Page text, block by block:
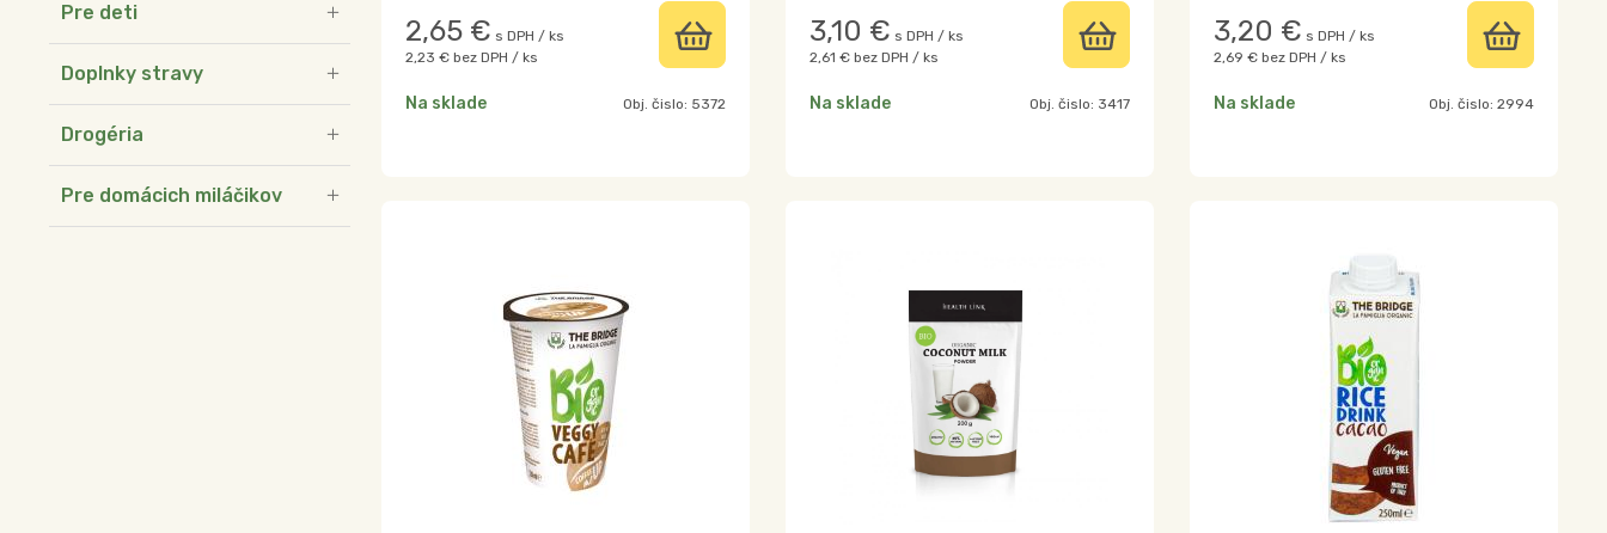
2,65 € s DPH / ks
2,23 € bez DPH / ks
Na sklade Obj. čislo: 5372
3,10 € s DPH / ks
2,61 € bez DPH / ks
Na sklade Obj. čislo: 3417
3,20 € s DPH / ks
2,69 € bez DPH / ks
Na sklade Obj. čislo: 2994
Pre deti
Doplnky stravy
Drogéria
Pre domácich miláčikov